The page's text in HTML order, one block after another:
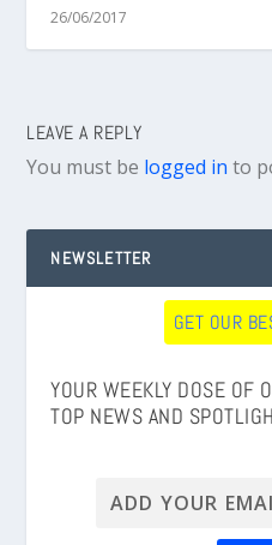
26/06/2017
LEAVE A REPLY
You must be logged in to
NEWSLETTER
GET OUR
YOUR WEEKLY DOSE OF
TOP NEWS AND